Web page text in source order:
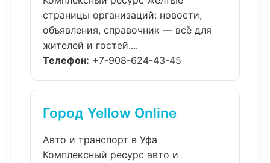
страницы организаций: новости,
объявления, справочник — всё для
жителей и гостей....
Телефон: +7-908-624-43-45
Город Yellow Online
Авто и транспорт в Уфа
Комплексный ресурс авто и